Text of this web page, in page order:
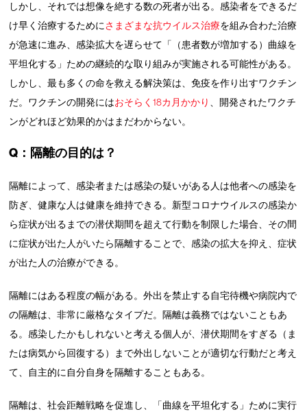
しかし、それでは想像を絶する数の死者が出る。感染者をできるだ
け早く治療するためにさまざまな抗ウイルス治療を組み合わた治療
が急速に進み、感染拡大を遅らせて「（患者数が増加する）曲線を
平坦化する」ための継続的な取り組みが実施される可能性がある。
しかし、最も多くの命を救える解決策は、免疫を作り出すワクチン
だ。ワクチンの開発にはおそらく18カ月かかり
、開発されたワクチ
ンがどれほど効果的かはまだわからない。
Q：隔離の目的は？
隔離によって、感染者または感染の疑いがある人は他者への感染を
防ぎ、健康な人は健康を維持できる。新型コロナウイルスの感染か
ら症状が出るまでの潜伏期間を超えて行動を制限した場合、その間
に症状が出た人がいたら隔離することで、感染の拡大を抑え、症状
が出た人の治療ができる。
隔離にはある程度の幅がある。外出を禁止する自宅待機や病院内で
の隔離は、非常に厳格なタイプだ。隔離は義務ではないこともあ
る。感染したかもしれないと考える個人が、潜伏期間をすぎる（ま
たは病気から回復する）まで外出しないことが適切な行動だと考え
て、自主的に自分自身を隔離することもある。
隔離は、社会距離戦略を促進し、「曲線を平坦化する」ために実行